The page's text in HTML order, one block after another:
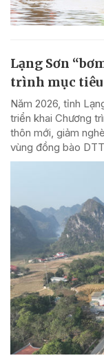
Lạng Sơn
trình mục tiêu
Năm 2026, tỉnh
triển khai Chương
thôn mới, giảm
vùng đồng bào